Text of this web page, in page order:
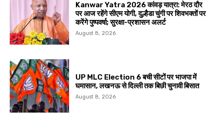
Kanwar Yatra 2026 कांवड़ यात्रा: मेरठ दौर
पर आज रहेंगे सीएम योगी, दुल्हैडा चुंगी पर शिवभक्तों पर
करेंगे पुष्पवर्षा; सुरक्षा-प्रशासन अलर्ट
August 8, 2026
UP MLC Election 6 बची सीटों पर भाजपा में
घमासान, लखनऊ से दिल्ली तक बिछी चुनावी बिसात
August 8, 2026